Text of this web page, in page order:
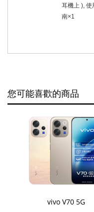
耳機上 ),使
南×1
您可能喜歡的商品
vivo V70 5G